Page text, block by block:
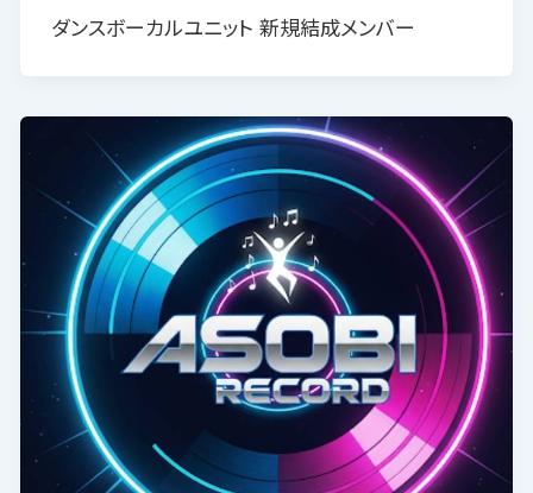
ダンスボーカルユニット 新規結成メンバー